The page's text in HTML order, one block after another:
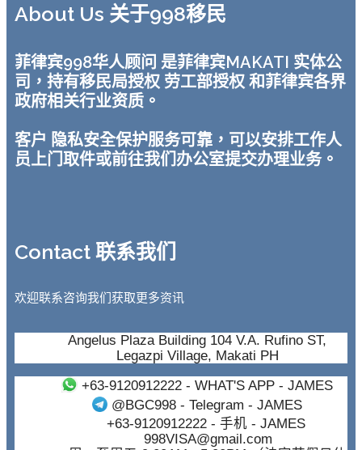
About Us 关于998移民
菲律宾998华人顾问 是菲律宾MAKATI 实体公
司，持有移民局授权 劳工部授权 和菲律宾各界
政府相关行业资质。
客户 隐私安全保护服务可靠，可以安排工作人
员上门取件或前往我们办公室提交办理业务。
Contact 联系我们
欢迎联系咨询我们获取更多资讯
Angelus Plaza Building 104 V.A. Rufino ST,
Legazpi Village, Makati PH
+63-9120912222- WHAT'S APP - JAMES
@BGC998 - Telegram - JAMES
+63-9120912222- 手机 - JAMES
998VISA@gmail.com